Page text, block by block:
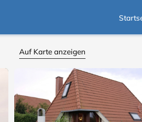
Auf Karte anzeigen